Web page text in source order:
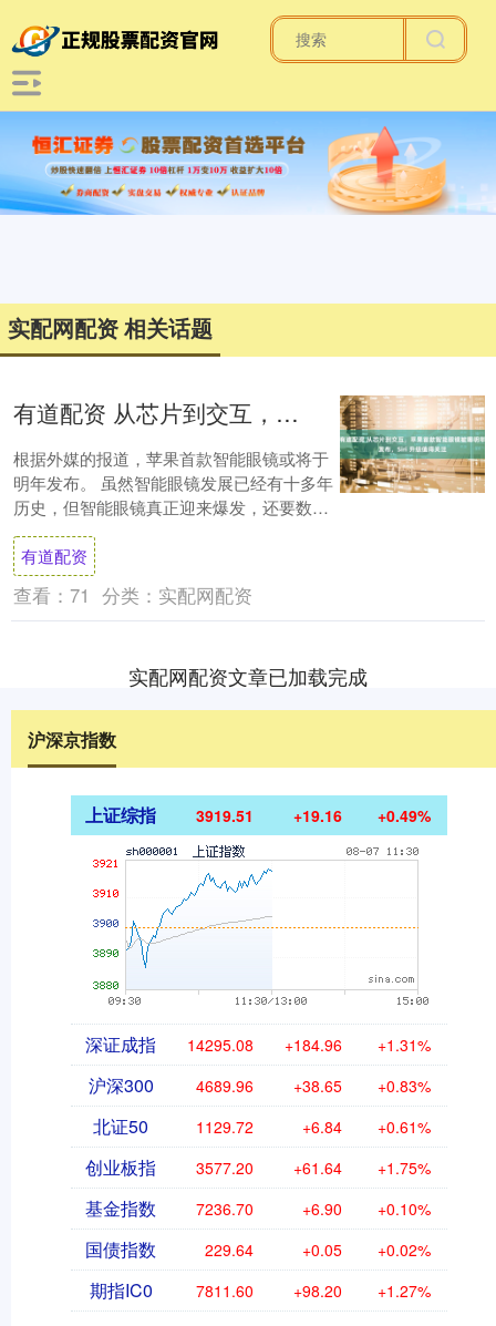
实配网配资 相关话题
有道配资 从芯片到交互，苹果首款智能眼镜被曝明年发布，Siri 升级值得关注
根据外媒的报道，苹果首款智能眼镜或将于
明年发布。 虽然智能眼镜发展已经有十多年
历史，但智能眼镜真正迎来爆发，还要数
Meta与Ray-Ban在去年合作发布的智能眼....
有道配资
查看： 71 分类： 实配网配资
实配网配资文章已加载完成
沪深京指数
上证综指 3919.51 +19.16 +0.49%
深证成指 14295.08 +184.96 +1.31%
沪深300 4689.96 +38.65 +0.83%
北证50 1129.72 +6.84 +0.61%
创业板指 3577.20 +61.64 +1.75%
基金指数 7236.70 +6.90 +0.10%
国债指数 229.64 +0.05 +0.02%
期指IC0 7811.60 +98.20 +1.27%